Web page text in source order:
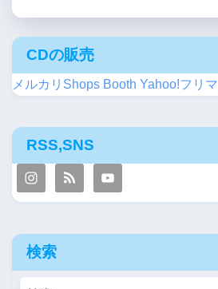
CDの販売
メルカリShops Booth Yahoo!フリマ
RSS,SNS
検索